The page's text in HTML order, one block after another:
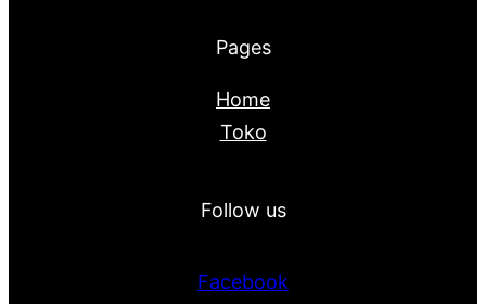
Pages
Home
Toko
Follow us
Facebook